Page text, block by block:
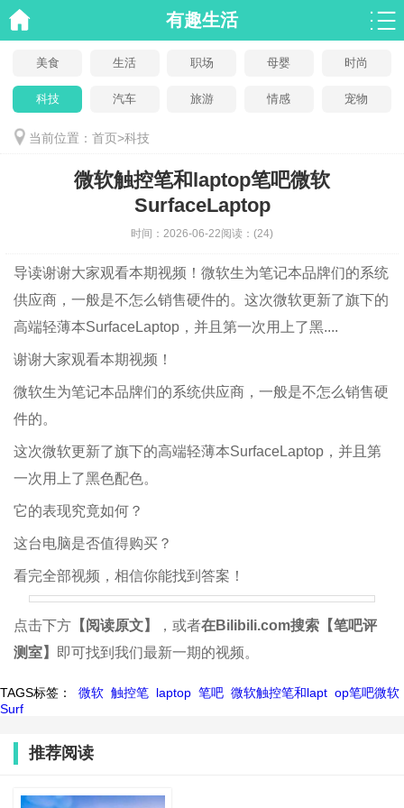
有趣生活
美食 生活 职场 母婴 时尚
科技 汽车 旅游 情感 宠物
当前位置： 首页>科技
微软触控笔和laptop笔吧微软
SurfaceLaptop
时间： 2026-06-22阅读： (24)
导读谢谢大家观看本期视频！微软生为笔记本品牌们的系统
供应商，一般是不怎么销售硬件的。这次微软更新了旗下的
高端轻薄本SurfaceLaptop，并且第一次用上了黑....
谢谢大家观看本期视频！
微软生为笔记本品牌们的系统供应商，一般是不怎么销售硬
件的。
这次微软更新了旗下的高端轻薄本SurfaceLaptop，并且第
一次用上了黑色配色。
它的表现究竟如何？
这台电脑是否值得购买？
看完全部视频，相信你能找到答案！
点击下方 【阅读原文】 ，或者在Bilibili.com搜索 【笔吧评
测室】
即可找到我们最新一期的视频。
TAGS标签： 微软 触控笔 laptop 笔吧 微软触控笔和lapt op笔吧微软
Surf
推荐阅读